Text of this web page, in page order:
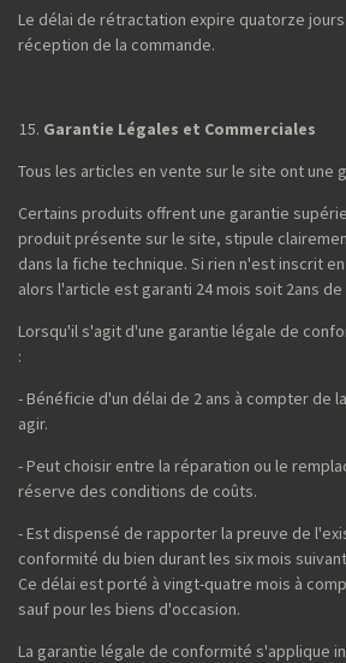
Le délai de rétractation expire quatorze
réception de la commande.
Garantie Légales et Commerciales
Tous les articles en vente sur le site ont une
Certains produits offrent une garantie
produit présente sur le site, stipule
dans la fiche technique. Si rien n'est inscrit
alors l'article est garanti 24 mois soit 2ans
Lorsqu'il s'agit d'une garantie légale de
:
- Bénéficie d'un délai de 2 ans à compter de
agir.
- Peut choisir entre la réparation ou le
réserve des conditions de coûts.
- Est dispensé de rapporter la preuve de
conformité du bien durant les six mois
Ce délai est porté à vingt-quatre mois à
sauf pour les biens d'occasion.
La garantie légale de conformité s'applique